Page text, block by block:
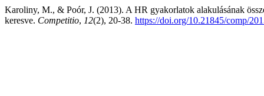
Karoliny, M., & Poór, J. (2013). A HR gyakorlatok alakulásának
keresve. Competitio, 12(2), 20-38. https://doi.org/10.21845/comp/